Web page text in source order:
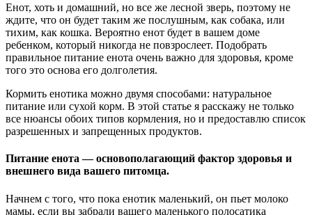
Енот, хоть и домашний, но все же лесной зверь, поэтому не
ждите, что он будет таким же послушным, как собака, или
тихим, как кошка. Вероятно енот будет в вашем доме
ребенком, который никогда не повзрослеет. Подобрать
правильное питание енота очень важно для здоровья, кроме
того это основа его долголетия.
Кормить енотика можно двумя способами: натуральное
питание или сухой корм. В этой статье я расскажу не только
все нюансы обоих типов кормления, но и предоставлю список
разрешенных и запрещенных продуктов.
Питание енота — основополагающий фактор здоровья и
внешнего вида вашего питомца.
Начнем с того, что пока енотик маленький, он пьет молоко
мамы, если вы забрали вашего маленького полосатика